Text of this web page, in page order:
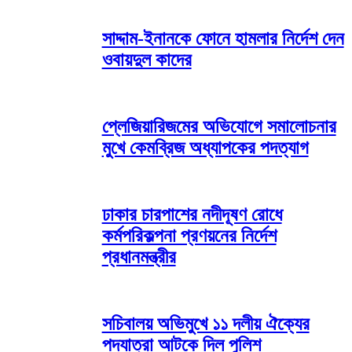
সাদ্দাম-ইনানকে ফোনে হামলার নির্দেশ দেন
ওবায়দুল কাদের
প্লেজিয়ারিজমের অভিযোগে সমালোচনার
মুখে কেমব্রিজ অধ্যাপকের পদত্যাগ
ঢাকার চারপাশের নদীদূষণ রোধে
কর্মপরিকল্পনা প্রণয়নের নির্দেশ
প্রধানমন্ত্রীর
সচিবালয় অভিমুখে ১১ দলীয় ঐক্যের
পদযাত্রা আটকে দিল পুলিশ